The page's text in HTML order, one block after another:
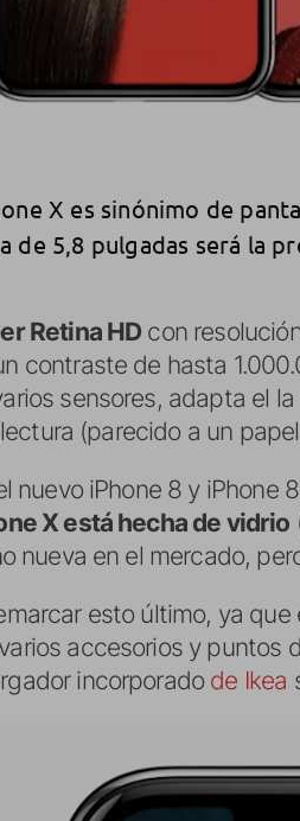
X es sinónimo de
de 5,8 pulgadas será la
Retina HDcon
contraste de hasta
sensores, adapta el
(parecido a un
nuevo iPhone 8 y iPhone
X está hecha de vidrio
nueva en el mercado,
esto último, ya
accesorios y puntos
incorporado de Ikea